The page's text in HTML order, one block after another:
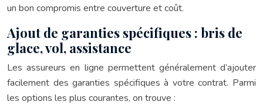
un bon compromis entre couverture et coût.
Ajout de garanties spécifiques : bris de
glace, vol, assistance
Les assureurs en ligne permettent généralement d’ajouter
facilement des garanties spécifiques à votre contrat. Parmi
les options les plus courantes, on trouve :